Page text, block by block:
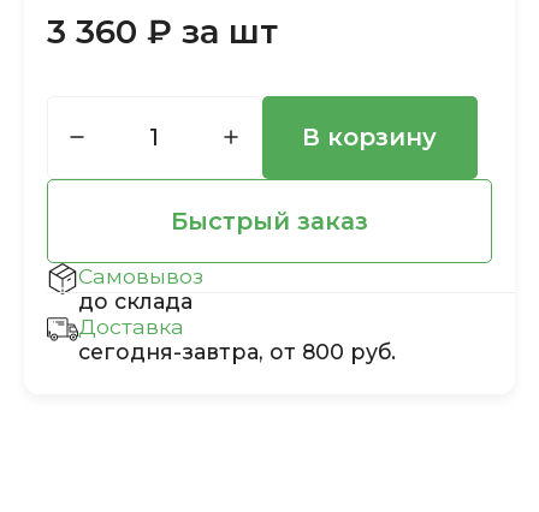
3 360 ₽ за шт
В корзину
Быстрый заказ
Самовывоз
до склада
Доставка
сегодня-завтра, от 800 руб.